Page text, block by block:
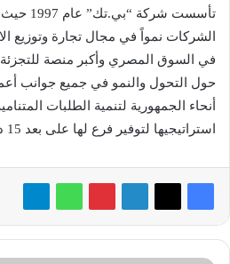
تأسست
الشركات نمواً في مجال تجارة وتوزيع
في السوق المصري وأكبر منصة للتجزئة
حول التحول والنمو في جميع جوانب
أنحاء الجمهورية لتنمية الطلبات
استراتيجيها لتوفير فرع لها على بعد 15 دقيقة من كل عميل.